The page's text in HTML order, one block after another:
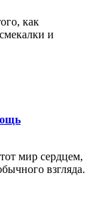
как
и
мир сердцем,
взгляда.